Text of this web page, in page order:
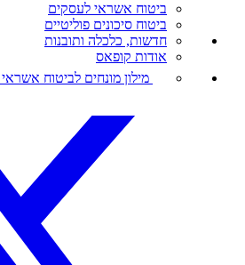
ביטוח אשראי לעסקים
ביטוח סיכונים פוליטיים
חדשות, כלכלה ותובנות
אודות קופאס
מילון מונחים לביטוח אשראי